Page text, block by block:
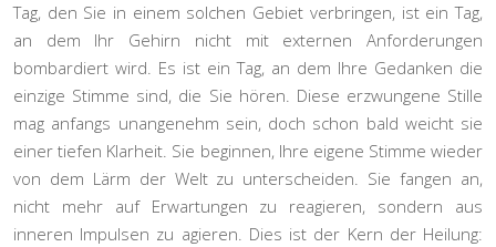
Tag, den Sie in einem solchen Gebiet verbringen, ist ein Tag,
an dem Ihr Gehirn nicht mit externen Anforderungen
bombardiert wird. Es ist ein Tag, an dem Ihre Gedanken die
einzige Stimme sind, die Sie hören. Diese erzwungene Stille
mag anfangs unangenehm sein, doch schon bald weicht sie
einer tiefen Klarheit. Sie beginnen, Ihre eigene Stimme wieder
von dem Lärm der Welt zu unterscheiden. Sie fangen an,
nicht mehr auf Erwartungen zu reagieren, sondern aus
inneren Impulsen zu agieren. Dies ist der Kern der Heilung: